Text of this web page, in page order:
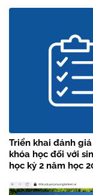
Triển khai đánh
khóa học đối với
học kỳ 2 năm học